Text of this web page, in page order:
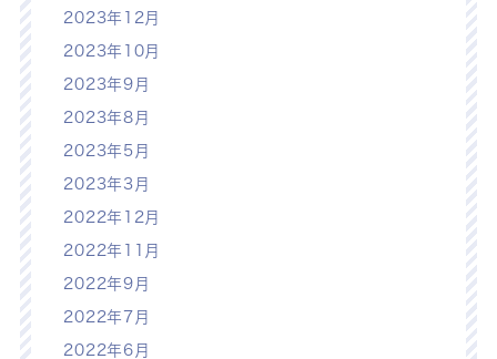
2023年12月
2023年10月
2023年9月
2023年8月
2023年5月
2023年3月
2022年12月
2022年11月
2022年9月
2022年7月
2022年6月